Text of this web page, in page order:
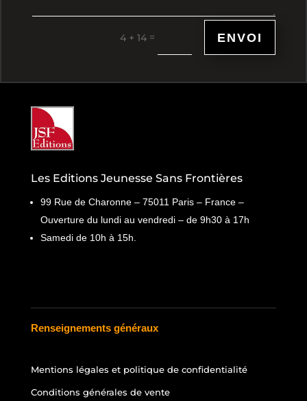
4 + 14= ENVOI
Les Editions Jeunesse Sans Frontières
99 Rue de Charonne – 75011 Paris – France –
Ouverture du lundi au vendredi – de 9h30 à 17h
Samedi de 10h à 15h.
Renseignements généraux
Mentions légales et politique de confidentialité
Conditions générales de vente